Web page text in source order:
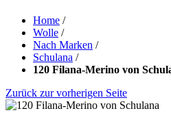
Home /
Wolle /
Nach Marken /
Schulana /
120 Filana-Merino von
Zurück zur vorherigen Seite